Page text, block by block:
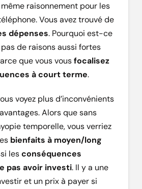
même raisonnement pour les
Vous avez trouvé de
dépenses. Pourquoi est-ce
pas de raisons aussi fortes
que vous vousfocalisez
à court terme.
voyez plus d’inconvénients
Alors que sans
temporelle, vous verriez
bienfaits à moyen/long
lesconséquences
pas avoir investi. Il y a une
et un prix à payer si